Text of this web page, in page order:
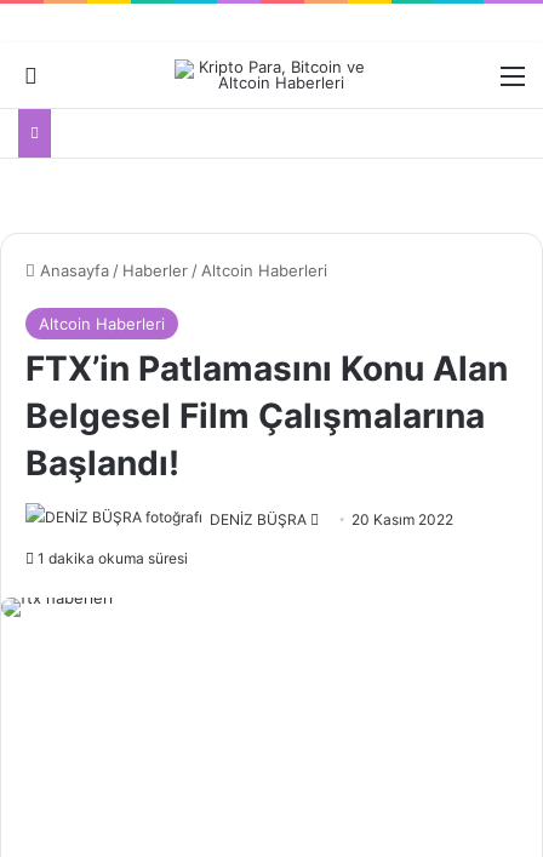
Dış görünümü değiştir
Anasayfa / Haberler / Altcoin Haberleri
Altcoin Haberleri
FTX’in Patlamasını Konu Alan
Belgesel Film Çalışmalarına
Başlandı!
DENİZ BÜŞRA 20 Kasım 2022
1 dakika okuma süresi